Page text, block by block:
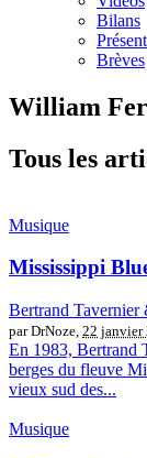
Bilans
Brèves
William
Tous les
Musique
Mississippi
Bertrand Tavernier
par DrNoze, 22 janvier
En 1983, Bertrand
berges du fleuve
vieux sud des...
Musique